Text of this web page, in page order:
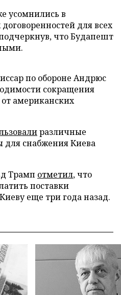
усомнились в
для всех
что Будапешт
по обороне Андрюс
сокращения
американских
различные
снабжения Киева
Трамп отметил, что
поставки
еще три года назад.